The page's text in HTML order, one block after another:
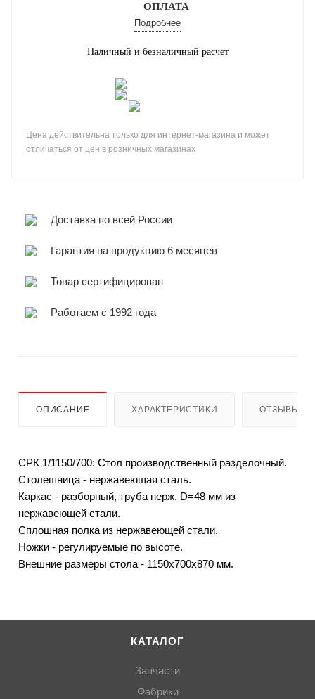
ОПЛАТА
Подробнее
Наличный и безналичный расчет
Цена действительна только для интернет-магазина и может
отличаться от цен в розничных магазинах
Доставка по всей России
Гарантия на продукцию 6 месяцев
Товар сертифицирован
Работаем с 1992 года
ОПИСАНИЕ ХАРАКТЕРИСТИКИ ОТЗЫВЫ
СРК 1/1150/700: Стол производственный разделочный.
Столешница - нержавеющая сталь.
Каркас - разборный, труба нерж. D=48 мм из
нержавеющей стали.
Сплошная полка из нержавеющей стали.
Ножки - регулируемые по высоте.
Внешние размеры стола - 1150x700x870 мм.
КАТАЛОГ
Запчасти
Фабрики